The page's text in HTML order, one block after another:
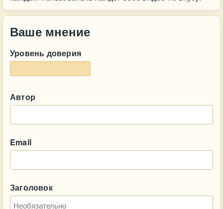
Ваше мнение
Уровень доверия
Автор
Email
Заголовок